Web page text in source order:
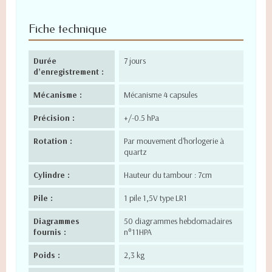
Fiche technique
Durée
d’enregistrement :
7 jours
Mécanisme : Mécanisme 4 capsules
Précision : +/-0.5 hPa
Rotation :
Par mouvement d'horlogerie à
quartz
Cylindre : Hauteur du tambour : 7cm
Pile : 1 pile 1,5V type LR1
Diagrammes
fournis :
50 diagrammes hebdomadaires
n°11HPA
Poids : 2,3 kg